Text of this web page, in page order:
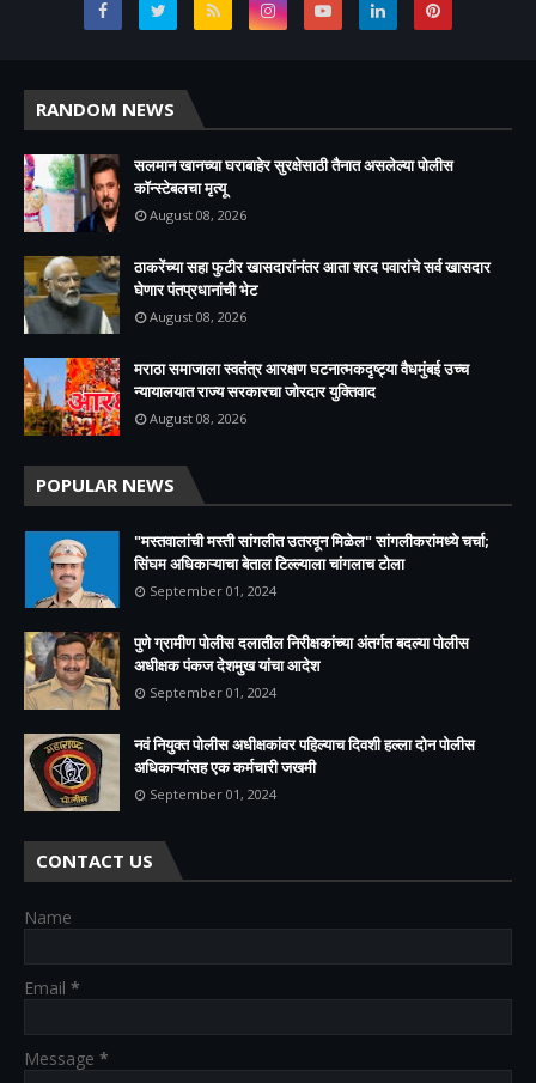
RANDOM NEWS
सलमान खानच्या घराबाहेर सुरक्षेसाठी तैनात असलेल्या पोलीस
कॉन्स्टेबलचा मृत्यू
August 08, 2026
ठाकरेंच्या सहा फुटीर खासदारांनंतर आता शरद पवारांचे सर्व खासदार
घेणार पंतप्रधानांची भेट
August 08, 2026
मराठा समाजाला स्वतंत्र आरक्षण घटनात्मकदृष्ट्या वैधमुंबई उच्च
न्यायालयात राज्य सरकारचा जोरदार युक्तिवाद
August 08, 2026
POPULAR NEWS
"मस्तवालांची मस्ती सांगलीत उतरवून मिळेल" सांगलीकरांमध्ये चर्चा;
सिंघम अधिकाऱ्याचा बेताल टिल्ल्याला चांगलाच टोला
September 01, 2024
पुणे ग्रामीण पोलीस दलातील निरीक्षकांच्या अंतर्गत बदल्या पोलीस
अधीक्षक पंकज देशमुख यांचा आदेश
September 01, 2024
नवं नियुक्त पोलीस अधीक्षकांवर पहिल्याच दिवशी हल्ला दोन पोलीस
अधिकाऱ्यांसह एक कर्मचारी जखमी
September 01, 2024
CONTACT US
Name
Email *
Message *